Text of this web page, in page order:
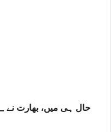
حال ہی میں، بھارت نے